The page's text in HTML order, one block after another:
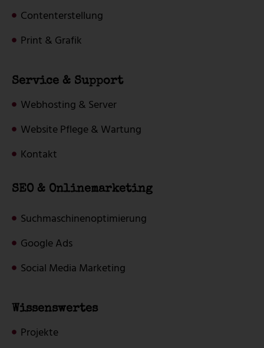
Contenterstellung
Print & Grafik
Service & Support
Webhosting & Server
Website Pflege & Wartung
Kontakt
SEO & Onlinemarketing
Suchmaschinenoptimierung
Google Ads
Social Media Marketing
Wissenswertes
Projekte